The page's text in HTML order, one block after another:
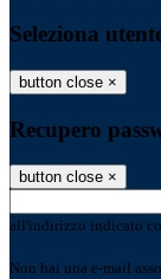
Seleziona
button close ×
Recupero
button close ×
all'indirizzo indicato
Non hai una e-mail